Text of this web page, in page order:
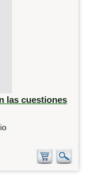
las cuestiones